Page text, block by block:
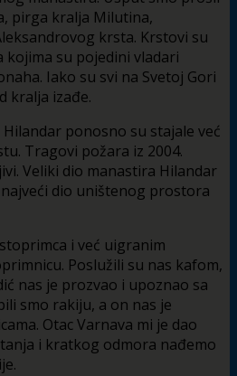
pirga kralja Milutina,
krsta. Krstovi su
kojima su pojedini vladari
Iako su svi na Svetoj Gori
kralja izađe.
ponosno su stajale već
Tragovi požara iz 2004.
Veliki dio manastira Hilandar
dio uništenog prostora
i već uigranim
Poslužili su nas kafom,
nas je prozvao i upoznao sa
smo rakiju, a on nas je
Otac Varnava mi je dao
i kratkog odmora nađemo